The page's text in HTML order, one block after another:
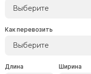
Выберите
Как перевозить
Выберите
Длина Ширина